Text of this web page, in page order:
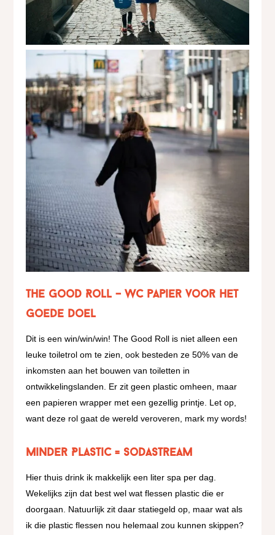
The Good Roll – WC papier voor het
goede doel
Dit is een win/win/win! The Good Roll is niet alleen een
leuke toiletrol om te zien, ook besteden ze 50% van de
inkomsten aan het bouwen van toiletten in
ontwikkelingslanden. Er zit geen plastic omheen, maar
een papieren wrapper met een gezellig printje. Let op,
want deze rol gaat de wereld veroveren, mark my words!
Minder Plastic = Sodastream
Hier thuis drink ik makkelijk een liter spa per dag.
Wekelijks zijn dat best wel wat flessen plastic die er
doorgaan. Natuurlijk zit daar statiegeld op, maar wat als
ik die plastic flessen nou helemaal zou kunnen skippen?